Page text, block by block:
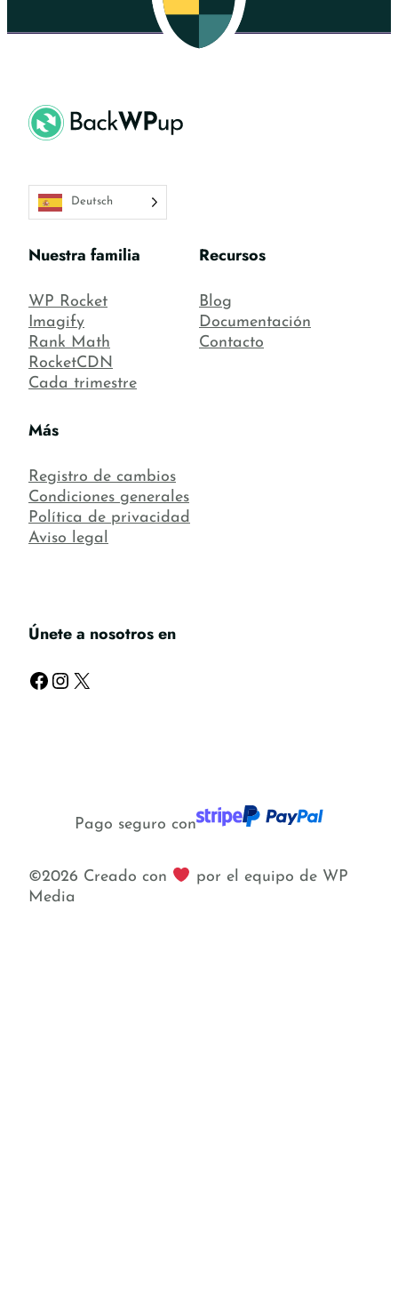
Deutsch
Nuestra familia
WP Rocket
Imagify
Rank Math
RocketCDN
Cada trimestre
Recursos
Blog
Documentación
Contacto
Más
Registro de cambios
Condiciones generales
Política de privacidad
Aviso legal
Únete a nosotros en
Facebook Instagram X
Pago seguro con
©2026 Creado con
por el equipo de WP
Media